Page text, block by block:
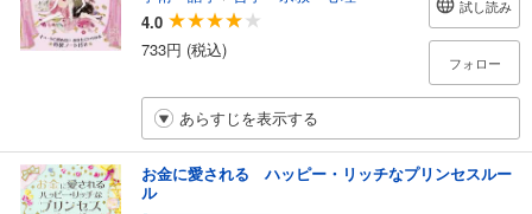
4.0
733円 (税込)
試し読み
フォロー
あらすじを表示する
お金に愛される ハッピー・リッチなプリンセスルー
ル